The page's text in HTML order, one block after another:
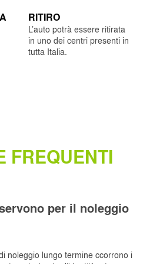
RITIRO
L’auto potrà essere ritirata
in uno dei centri presenti in
tutta Italia.
FREQUENTI
per il noleggio
noleggio lungo termine ccorrono i